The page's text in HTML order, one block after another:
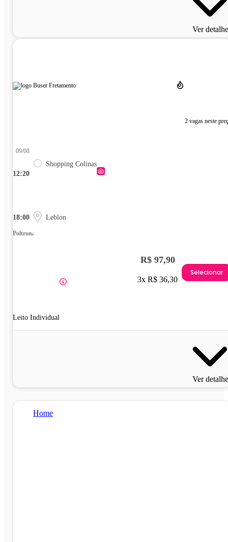
Ver
2 vagas neste
12:20
09/08
Shopping Colinas
18:00 Leblon
Poltrona
Leito Individual
R$ 97,90
3x R$ 36,30
Selecionar
Ver
Home